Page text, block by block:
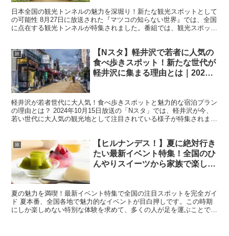
日本全国の観光トンネルの魅力を深堀り！新たな観光スポットとして
の可能性 8月27日に放送された『マツコの知らない世界』では、全国
に点在する観光トンネルが特集されました。番組では、観光スポット
旅
【Nスタ】軽井沢で若者に人気の
食べ歩きスポット！新たな世代が
軽井沢に集まる理由とは｜2024
軽井沢が若者世代に大人気！食べ歩きスポットと魅力的な宿泊プラン
の理由とは？ 2024年10月15日放送の「Nスタ」では、軽井沢が今、
若い世代に大人気の観光地として注目されている様子が特集されまし
旅
【ヒルナンデス！】夏に絶対行き
たい最新イベント特集！全国のひ
んやりスイーツから家族で楽しむ
夏の魅力を満喫！最新イベント特集で全国の注目スポットを完全ガイ
ド 夏本番、全国各地で魅力的なイベントが目白押しです。この時期
にしか楽しめない特別な体験を求めて、多くの人が足を運ぶことでし